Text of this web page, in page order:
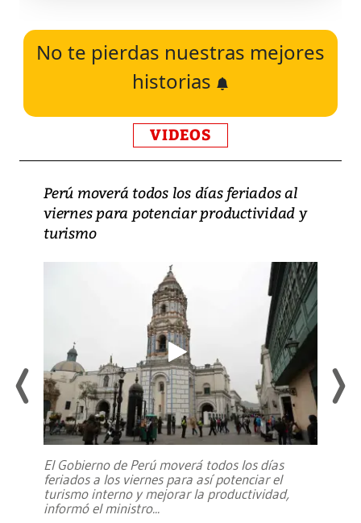
No te pierdas nuestras mejores
historias
VIDEOS
Perú moverá todos los días feriados al
viernes para potenciar productividad y
turismo
El Gobierno de Perú moverá todos los días
feriados a los viernes para así potenciar el
turismo interno y mejorar la productividad,
informó el ministro...